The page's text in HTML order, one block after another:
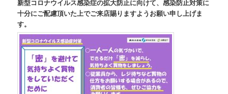
新型コロナウイルス感染症の拡大防止に向けて、感染防止対策に
十分にご配慮頂いた上でご来店賜りますようお願い申し上げま
す。